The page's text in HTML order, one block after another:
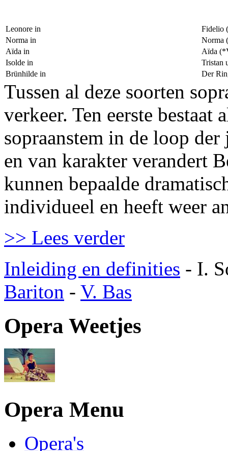
Leonore in
Fidelio
Norma in
Norma
Aïda in
Aïda
Isolde in
Tristan
Brünhilde in
Der
Tussen al deze soorten
verkeer. Ten eerste
sopraanstem in de loop
en van karakter verandert
kunnen bepaalde
individueel en heeft weer
>> Lees verder
Inleiding en definities - I.
Bariton - V. Bas
Opera Weetjes
Opera Menu
Opera's